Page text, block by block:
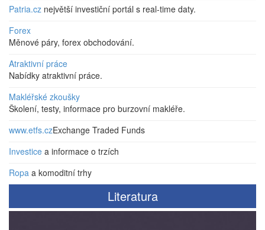
Patria.cz největší investiční portál s real-time daty.
Forex
Měnové páry, forex obchodování.
Atraktivní práce
Nabídky atraktivní práce.
Makléřské zkoušky
Školení, testy, informace pro burzovní makléře.
www.etfs.czExchange Traded Funds
Investice a informace o trzích
Ropa a komoditní trhy
Literatura